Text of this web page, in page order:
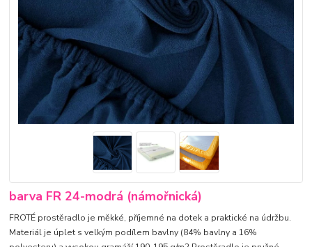
barva FR 24-modrá (námořnická)
FROTÉ prostěradlo je měkké, příjemné na dotek a praktické na údržbu.
Materiál je úplet s velkým podílem bavlny (84% bavlny a 16%